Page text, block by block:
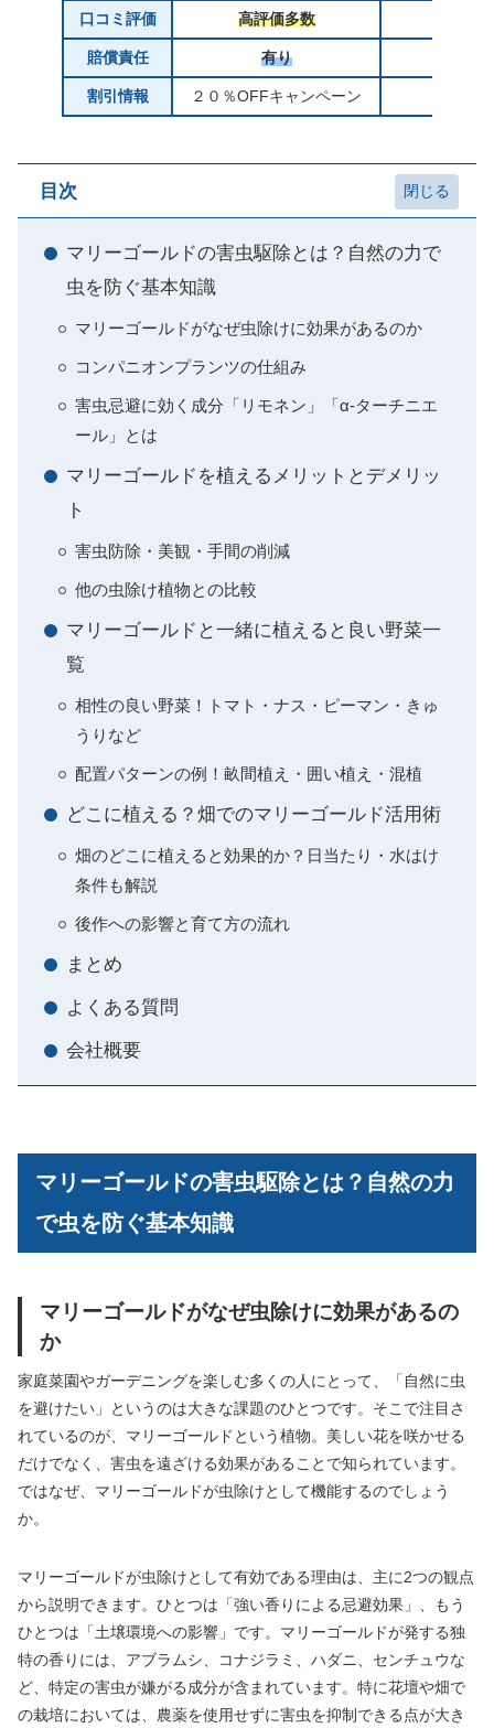
口コミ評価 高評価多数
賠償責任 有り
割引情報 ２０％OFFキャンペーン
目次
マリーゴールドの害虫駆除とは？自然の力で
虫を防ぐ基本知識
マリーゴールドがなぜ虫除けに効果があるのか
コンパニオンプランツの仕組み
害虫忌避に効く成分「リモネン」「α-ターチニエ
ール」とは
マリーゴールドを植えるメリットとデメリッ
ト
害虫防除・美観・手間の削減
他の虫除け植物との比較
マリーゴールドと一緒に植えると良い野菜一
覧
相性の良い野菜！トマト・ナス・ピーマン・きゅ
うりなど
配置パターンの例！畝間植え・囲い植え・混植
どこに植える？畑でのマリーゴールド活用術
畑のどこに植えると効果的か？日当たり・水はけ
条件も解説
後作への影響と育て方の流れ
まとめ
よくある質問
会社概要
マリーゴールドの害虫駆除とは？自然の力
で虫を防ぐ基本知識
マリーゴールドがなぜ虫除けに効果があるの
か
家庭菜園やガーデニングを楽しむ多くの人にとって、「自然に虫
を避けたい」というのは大きな課題のひとつです。そこで注目さ
れているのが、マリーゴールドという植物。美しい花を咲かせる
だけでなく、害虫を遠ざける効果があることで知られています。
ではなぜ、マリーゴールドが虫除けとして機能するのでしょう
か。
マリーゴールドが虫除けとして有効である理由は、主に2つの観点
から説明できます。ひとつは「強い香りによる忌避効果」、もう
ひとつは「土壌環境への影響」です。マリーゴールドが発する独
特の香りには、アブラムシ、コナジラミ、ハダニ、センチュウな
ど、特定の害虫が嫌がる成分が含まれています。特に花壇や畑で
の栽培においては、農薬を使用せずに害虫を抑制できる点が大き